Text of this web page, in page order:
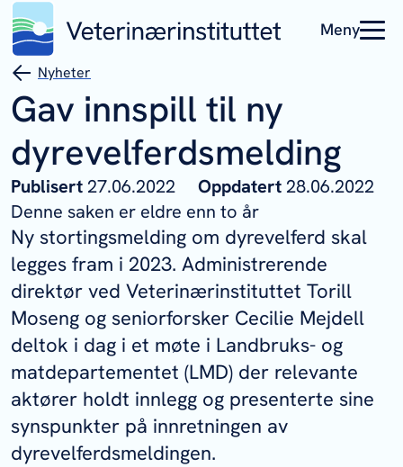
Meny
Nyheter
Gav innspill til ny
dyrevelferdsmelding
Publisert 27.06.2022 Oppdatert 28.06.2022
Denne saken er eldre enn to år
Ny stortingsmelding om dyrevelferd skal
legges fram i 2023. Administrerende
direktør ved Veterinærinstituttet Torill
Moseng og seniorforsker Cecilie Mejdell
deltok i dag i et møte i Landbruks- og
matdepartementet (LMD) der relevante
aktører holdt innlegg og presenterte sine
synspunkter på innretningen av
dyrevelferdsmeldingen.